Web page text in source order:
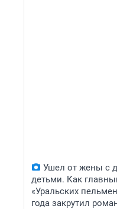
Ушел от жены с
детьми. Как
«Уральских
года закрутил